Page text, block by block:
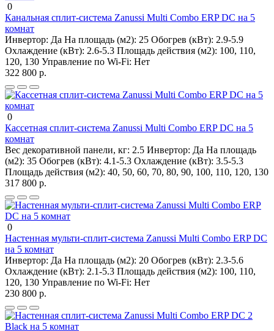
0
Канальная сплит-система Zanussi Multi Combo ERP DC на 5
комнат
Инвертор: Да На площадь (м2): 25 Обогрев (кВт): 2.9-5.9
Охлаждение (кВт): 2.6-5.3 Площадь действия (м2): 100, 110,
120, 130 Управление по Wi-Fi: Нет
322 800 р.
0
Кассетная сплит-система Zanussi Multi Combo ERP DC на 5
комнат
Вес декоративной панели, кг: 2.5 Инвертор: Да На площадь
(м2): 35 Обогрев (кВт): 4.1-5.3 Охлаждение (кВт): 3.5-5.3
Площадь действия (м2): 40, 50, 60, 70, 80, 90, 100, 110, 120, 130
317 800 р.
0
Настенная мульти-сплит-система Zanussi Multi Combo ERP DC
на 5 комнат
Инвертор: Да На площадь (м2): 20 Обогрев (кВт): 2.3-5.6
Охлаждение (кВт): 2.1-5.3 Площадь действия (м2): 100, 110,
120, 130 Управление по Wi-Fi: Нет
230 800 р.